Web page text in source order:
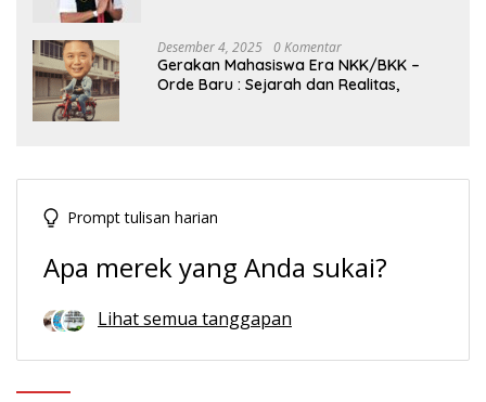
Desember 4, 2025 0 Komentar
Gerakan Mahasiswa Era NKK/BKK –
Orde Baru : Sejarah dan Realitas,
Prompt tulisan harian
Apa merek yang Anda sukai?
Lihat semua tanggapan